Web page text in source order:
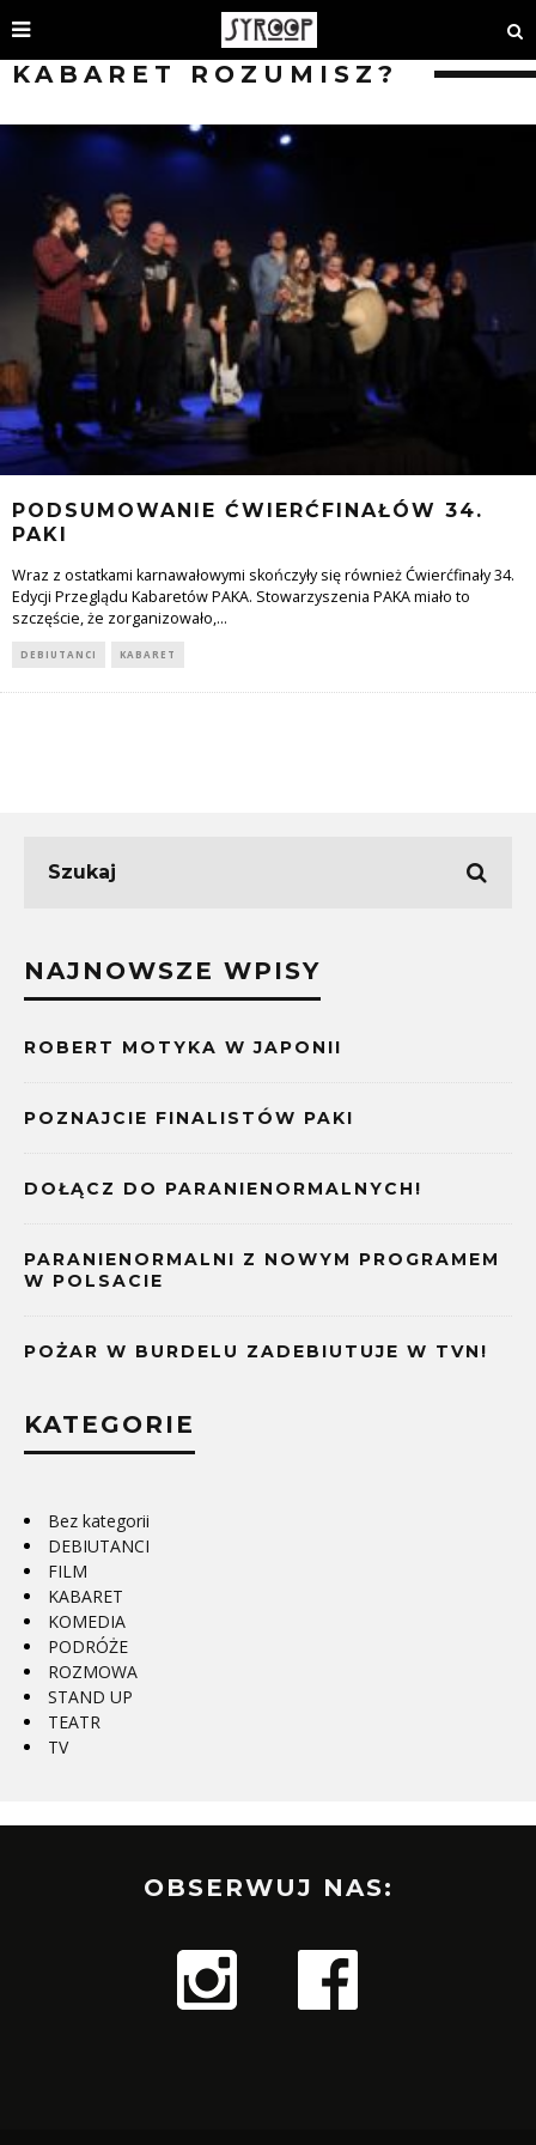
KABARET ROZUMISZ?
PODSUMOWANIE ĆWIERĆFINAŁÓW 34.
PAKI
Wraz z ostatkami karnawałowymi skończyły się również Ćwierćfinały 34.
Edycji Przeglądu Kabaretów PAKA. Stowarzyszenia PAKA miało to
szczęście, że zorganizowało,...
DEBIUTANCI KABARET
NAJNOWSZE WPISY
ROBERT MOTYKA W JAPONII
POZNAJCIE FINALISTÓW PAKI
DOŁĄCZ DO PARANIENORMALNYCH!
PARANIENORMALNI Z NOWYM PROGRAMEM
W POLSACIE
POŻAR W BURDELU ZADEBIUTUJE W TVN!
KATEGORIE
Bez kategorii
DEBIUTANCI
FILM
KABARET
KOMEDIA
PODRÓŻE
ROZMOWA
STAND UP
TEATR
TV
OBSERWUJ NAS: